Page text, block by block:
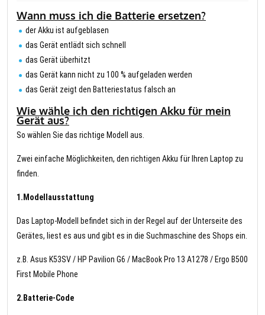
Wann muss ich die Batterie ersetzen?
der Akku ist aufgeblasen
das Gerät entlädt sich schnell
das Gerät überhitzt
das Gerät kann nicht zu 100 % aufgeladen werden
das Gerät zeigt den Batteriestatus falsch an
Wie wähle ich den richtigen Akku für mein
Gerät aus?
So wählen Sie das richtige Modell aus.
Zwei einfache Möglichkeiten, den richtigen Akku für Ihren Laptop zu
finden.
1.Modellausstattung
Das Laptop-Modell befindet sich in der Regel auf der Unterseite des
Gerätes, liest es aus und gibt es in die Suchmaschine des Shops ein.
z.B. Asus K53SV / HP Pavilion G6 / MacBook Pro 13 A1278 / Ergo B500
First Mobile Phone
2.Batterie-Code